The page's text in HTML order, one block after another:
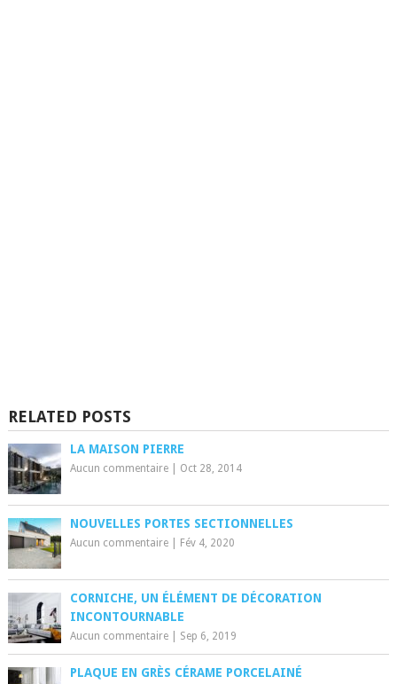
RELATED POSTS
LA MAISON PIERRE
Aucun commentaire| Oct 28, 2014
NOUVELLES PORTES SECTIONNELLES
Aucun commentaire| Fév 4, 2020
CORNICHE, UN ÉLÉMENT DE DÉCORATION
INCONTOURNABLE
Aucun commentaire| Sep 6, 2019
PLAQUE EN GRÈS CÉRAME PORCELAINÉ